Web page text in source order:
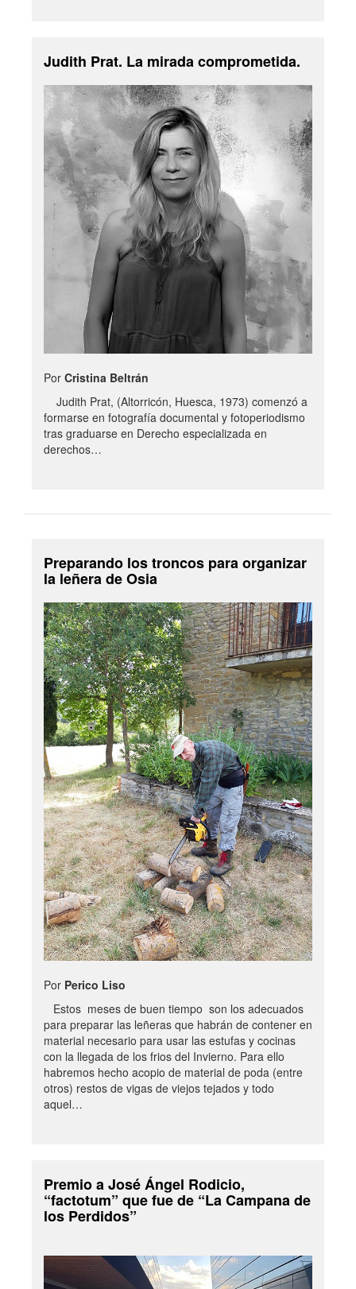
Judith Prat. La mirada comprometida.
Por Cristina Beltrán
Judith Prat, (Altorricón, Huesca, 1973) comenzó a
formarse en fotografía documental y fotoperiodismo
tras graduarse en Derecho especializada en
derechos…
Preparando los troncos para organizar
la leñera de Osia
Por Perico Liso
Estos meses de buen tiempo son los adecuados
para preparar las leñeras que habrán de contener en
material necesario para usar las estufas y cocinas
con la llegada de los frios del Invierno. Para ello
habremos hecho acopio de material de poda (entre
otros) restos de vigas de viejos tejados y todo
aquel…
Premio a José Ángel Rodicio,
“factotum” que fue de “La Campana de
los Perdidos”